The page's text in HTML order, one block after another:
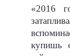
«2016
купишь